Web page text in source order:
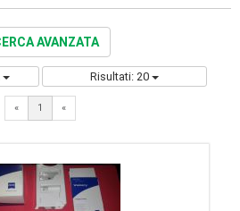
AVANZATA
Risultati: 20
« 1 «